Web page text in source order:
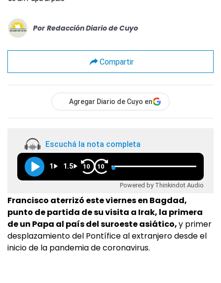
Por Redacción Diario de Cuyo
Compartir
Agregar Diario de Cuyo en
Escuchá la nota completa
1 1.5 10 10
Powered by Thinkindot Audio
Francisco aterrizó este viernes en Bagdad,
punto de partida de su visita a Irak, la primera
de un Papa al país del suroeste asiático,y primer
desplazamiento del Pontífice al extranjero desde el
inicio de la pandemia de coronavirus.